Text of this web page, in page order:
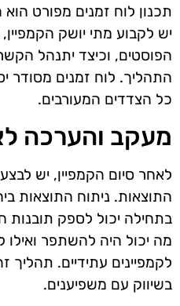
תכנון לוח זמנים מפורט
יש לקבוע מתי יושק
הפוסטים, וכיצד יתנהל
התהליך. לוח זמנים מסודר
כל הצדדים המעורבים.
מעקב והערכה
לאחר סיום הקמפיין, יש
התוצאות. ניתוח התוצאות
בתחילה יכול לספק תובנות
מה יכול היה להשתפר ואילו
לקמפיינים עתידיים. תהליך
בשיווק עם משפיענים.